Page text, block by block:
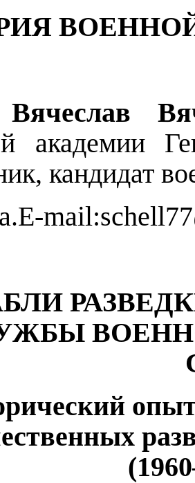
академии
кандидат